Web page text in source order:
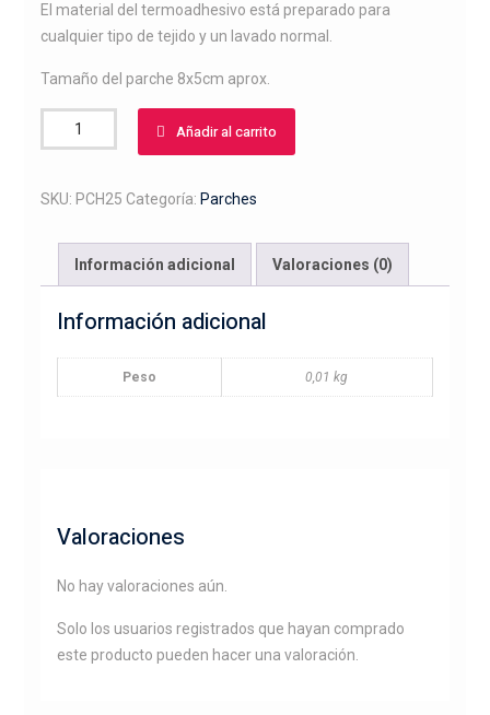
El material del termoadhesivo está preparado para
cualquier tipo de tejido y un lavado normal.
Tamaño del parche 8x5cm aprox.
Parche
black
cantidad
Añadir al carrito
SKU: PCH25 Categoría: Parches
Información adicional Valoraciones (0)
Información adicional
Peso 0,01 kg
Valoraciones
No hay valoraciones aún.
Solo los usuarios registrados que hayan comprado
este producto pueden hacer una valoración.